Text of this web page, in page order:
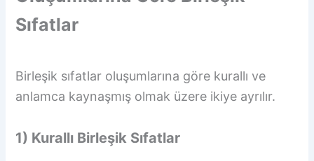
Sıfatlar
Birleşik sıfatlar oluşumlarına göre kurallı ve
anlamca kaynaşmış olmak üzere ikiye ayrılır.
1) Kurallı Birleşik Sıfatlar